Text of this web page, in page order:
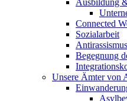
Ausbildung
Connected
Sozialarbeit
Begegnung
Unsere Ämter von